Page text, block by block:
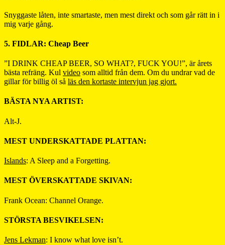
Snyggaste låten, inte smartaste, men mest direkt och som går rätt in i
mig varje gång.
5. FIDLAR: Cheap Beer
”I DRINK CHEAP BEER, SO WHAT?, FUCK YOU!”, är årets
bästa refräng. Kul video som alltid från dem. Om du undrar vad de
gillar för billig öl så läs den kortaste intervjun jag gjort.
BÄSTA NYA ARTIST:
Alt-J.
MEST UNDERSKATTADE PLATTAN:
Islands: A Sleep and a Forgetting.
MEST ÖVERSKATTADE SKIVAN:
Frank Ocean: Channel Orange.
STÖRSTA BESVIKELSEN:
Jens Lekman: I know what love isn’t.